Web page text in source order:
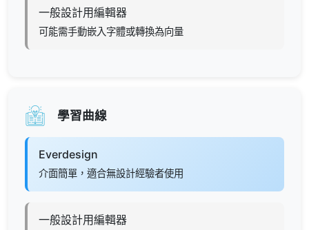
一般設計用編輯器
可能需手動嵌入字體或轉換為向量
學習曲線
Everdesign
介面簡單，適合無設計經驗者使用
一般設計用編輯器